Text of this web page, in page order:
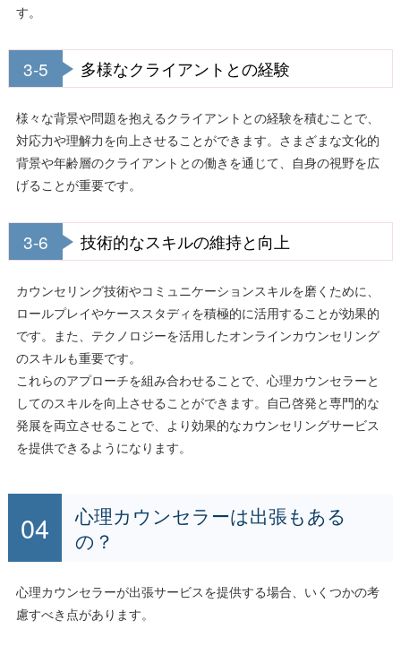
す。
3-5 多様なクライアントとの経験
様々な背景や問題を抱えるクライアントとの経験を積むことで、
対応力や理解力を向上させることができます。さまざまな文化的
背景や年齢層のクライアントとの働きを通じて、自身の視野を広
げることが重要です。
3-6 技術的なスキルの維持と向上
カウンセリング技術やコミュニケーションスキルを磨くために、
ロールプレイやケーススタディを積極的に活用することが効果的
です。また、テクノロジーを活用したオンラインカウンセリング
のスキルも重要です。
これらのアプローチを組み合わせることで、心理カウンセラーと
してのスキルを向上させることができます。自己啓発と専門的な
発展を両立させることで、より効果的なカウンセリングサービス
を提供できるようになります。
心理カウンセラーは出張もある
の？
心理カウンセラーが出張サービスを提供する場合、いくつかの考
慮すべき点があります。